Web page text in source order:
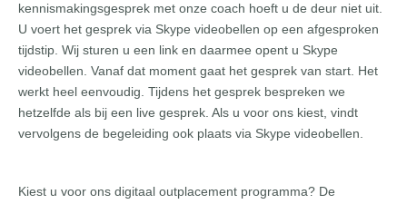
Over ons
Tweede spoortraject
Trainingen
Start eigen bedrijf
kennismakingsgesprek met onze coach hoeft u de deur niet uit.
U voert het gesprek via Skype videobellen op een afgesproken
tijdstip. Wij sturen u een link en daarmee opent u Skype
videobellen. Vanaf dat moment gaat het gesprek van start. Het
werkt heel eenvoudig. Tijdens het gesprek bespreken we
hetzelfde als bij een live gesprek. Als u voor ons kiest, vindt
vervolgens de begeleiding ook plaats via Skype videobellen.
Kiest u voor ons digitaal outplacement programma? De